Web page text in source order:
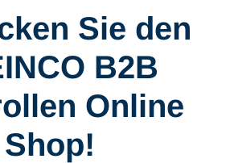
Sie den
B2B
Online
Shop!